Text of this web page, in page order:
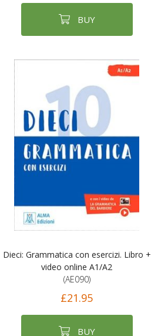
BUY
Dieci: Grammatica con esercizi. Libro +
video online A1/A2
(AE090)
£21.95
BUY